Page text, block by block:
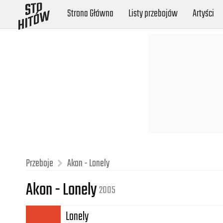
Strona Główna Listy przebojów Artyści
Przeboje Akon - Lonely
Akon - Lonely2005
Lonely